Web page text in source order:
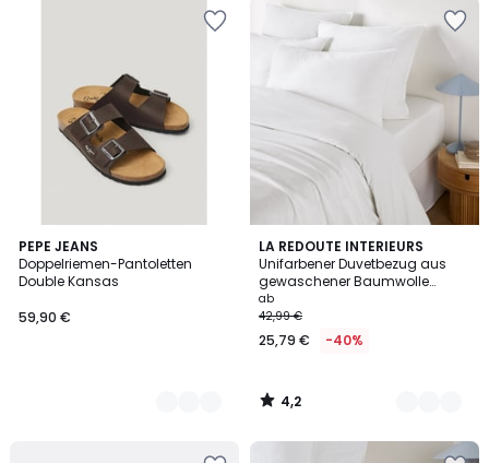
PEPE JEANS
Doppelriemen-Pantoletten
Double Kansas
59,90 €
2
Farben
LA REDOUTE INTERIEURS
Unifarbener Duvetbezug aus
gewaschener Baumwolle
Scenario
ab
42,99 €
25,79 € -40%
4,2
/ 5
18
Farben
4,2
/